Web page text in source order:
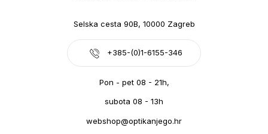
Selska cesta 90B, 10000 Zagreb
+385-(0)1-6155-346
Pon - pet 08 - 21h,
subota 08 - 13h
webshop@optikanjego.hr